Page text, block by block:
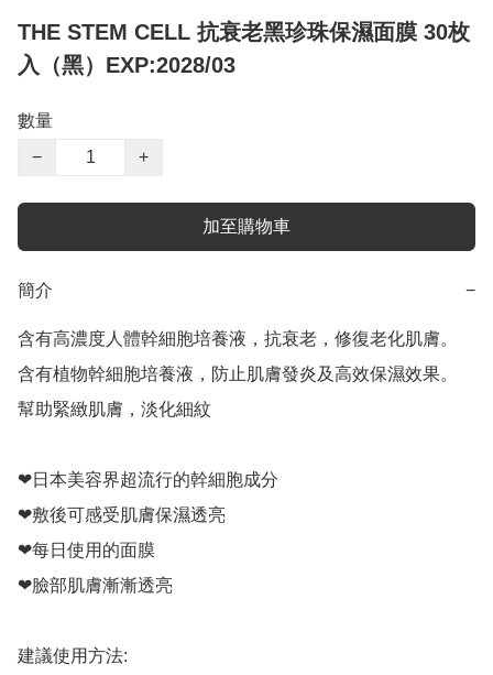
THE STEM CELL 抗衰老黑珍珠保濕面膜 30枚
入（黑）EXP:2028/03
數量
−
+
加至購物車
簡介 −
含有高濃度人體幹細胞培養液，抗衰老，修復老化肌膚。
含有植物幹細胞培養液，防止肌膚發炎及高效保濕效果。
幫助緊緻肌膚，淡化細紋
❤日本美容界超流行的幹細胞成分
❤敷後可感受肌膚保濕透亮
❤每日使用的面膜
❤臉部肌膚漸漸透亮
建議使用方法: